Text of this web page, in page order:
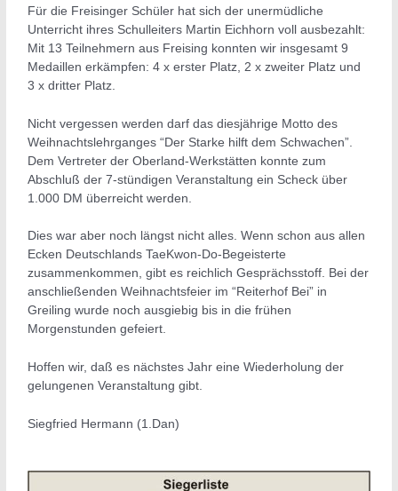
Für die Freisinger Schüler hat sich der unermüdliche
Unterricht ihres Schulleiters Martin Eichhorn voll ausbezahlt:
Mit 13 Teilnehmern aus Freising konnten wir insgesamt 9
Medaillen erkämpfen: 4 x erster Platz, 2 x zweiter Platz und
3 x dritter Platz.
Nicht vergessen werden darf das diesjährige Motto des
Weihnachtslehrganges “Der Starke hilft dem Schwachen”.
Dem Vertreter der Oberland-Werkstätten konnte zum
Abschluß der 7-stündigen Veranstaltung ein Scheck über
1.000 DM überreicht werden.
Dies war aber noch längst nicht alles. Wenn schon aus allen
Ecken Deutschlands TaeKwon-Do-Begeisterte
zusammenkommen, gibt es reichlich Gesprächsstoff. Bei der
anschließenden Weihnachtsfeier im “Reiterhof Bei” in
Greiling wurde noch ausgiebig bis in die frühen
Morgenstunden gefeiert.
Hoffen wir, daß es nächstes Jahr eine Wiederholung der
gelungenen Veranstaltung gibt.
Siegfried Hermann (1.Dan)